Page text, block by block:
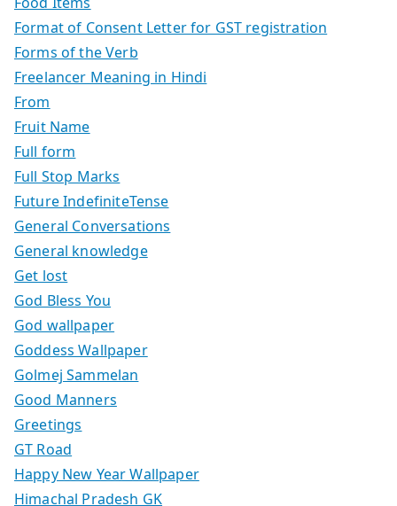
Format of Consent Letter for GST registration
Forms of the Verb
Freelancer Meaning in Hindi
From
Fruit Name
Full form
Full Stop Marks
Future IndefiniteTense
General Conversations
General knowledge
Get lost
God Bless You
God wallpaper
Goddess Wallpaper
Golmej Sammelan
Good Manners
Greetings
GT Road
Happy New Year Wallpaper
Himachal Pradesh GK